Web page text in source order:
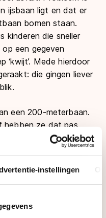
instellingen
ijsbaan ligt en dat er
bomen staan.
kinderen die sneller
een gegeven
‘kwijt’. Mede hierdoor
die gingen liever
een 200-meterbaan.
hebben ze dat pas
was wel na zwaar
dat ook
heeft dicht
tot voor kort deel uit